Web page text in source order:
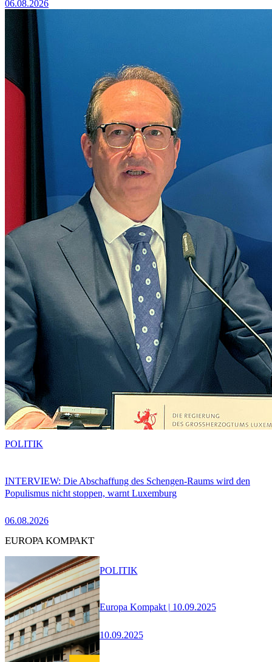
06.08.2026
INTERVIEW: Die Abschaffung des Schengen-Raums wird den
Populismus nicht stoppen, warnt Luxemburg
06.08.2026
POLITIK
EUROPA KOMPAKT
Europa Kompakt | 10.09.2025
10.09.2025
POLITIK